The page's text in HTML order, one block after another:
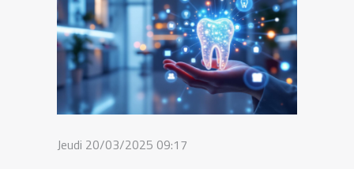
Jeudi 20/03/2025 09:17